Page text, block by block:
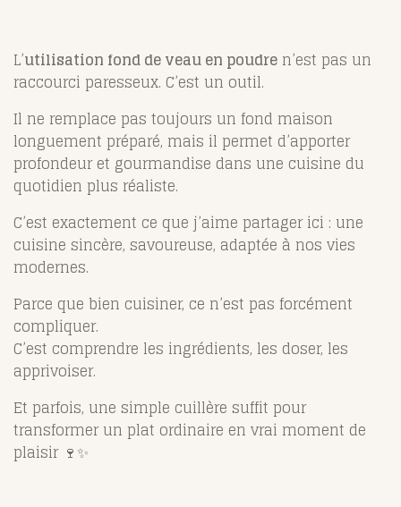
L’utilisation fond de veau en poudre n’est pas un
raccourci paresseux. C’est un outil.
Il ne remplace pas toujours un fond maison
longuement préparé, mais il permet d’apporter
profondeur et gourmandise dans une cuisine du
quotidien plus réaliste.
C’est exactement ce que j’aime partager ici : une
cuisine sincère, savoureuse, adaptée à nos vies
modernes.
Parce que bien cuisiner, ce n’est pas forcément
compliquer.
C’est comprendre les ingrédients, les doser, les
apprivoiser.
Et parfois, une simple cuillère suffit pour
transformer un plat ordinaire en vrai moment de
plaisir 🍷✨